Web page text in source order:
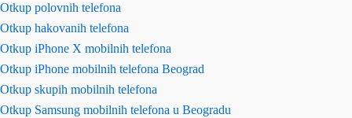
Otkup polovnih telefona
Otkup hakovanih telefona
Otkup iPhone X mobilnih telefona
Otkup iPhone mobilnih telefona Beograd
Otkup skupih mobilnih telefona
Otkup Samsung mobilnih telefona u Beogradu